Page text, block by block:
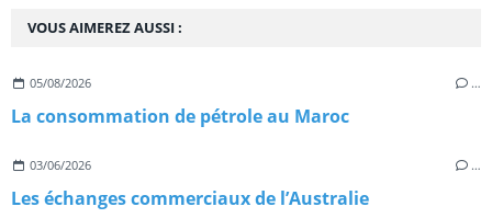
VOUS AIMEREZ AUSSI :
05/08/2026 …
La consommation de pétrole au Maroc
03/06/2026 …
Les échanges commerciaux de l’Australie